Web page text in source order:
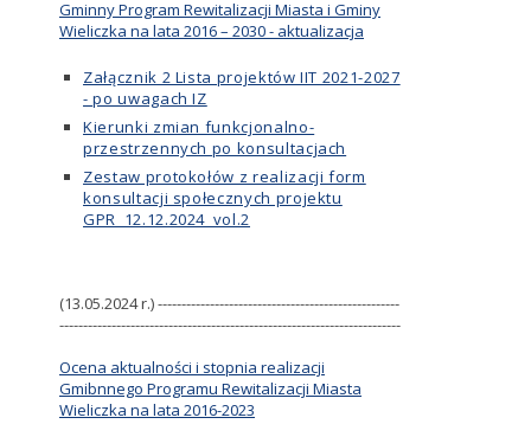
Gminny Program Rewitalizacji Miasta i Gminy
Wieliczka na lata 2016 – 2030 - aktualizacja
Załącznik 2 Lista projektów IIT 2021-2027
- po uwagach IZ
Kierunki zmian funkcjonalno-
przestrzennych po konsultacjach
Zestaw protokołów z realizacji form
konsultacji społecznych projektu
GPR_12.12.2024_vol.2
(13.05.2024 r.) ---------------------------------------------------
------------------------------------------------------------------------
Ocena aktualności i stopnia realizacji
Gmibnnego Programu Rewitalizacji Miasta
Wieliczka na lata 2016-2023